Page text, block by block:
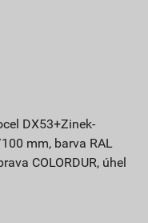
DX53+Zinek-
mm, barva RAL
COLORDUR, úhel